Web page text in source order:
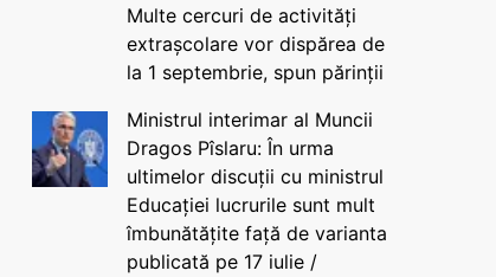
Multe cercuri de activități
extrașcolare vor dispărea de
la 1 septembrie, spun părinții
Ministrul interimar al Muncii
Dragos Pîslaru: În urma
ultimelor discuții cu ministrul
Educației lucrurile sunt mult
îmbunătățite față de varianta
publicată pe 17 iulie /